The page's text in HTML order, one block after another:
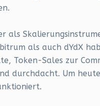
als
als auch dYdX
Token-Sales zur
durchdacht. Um